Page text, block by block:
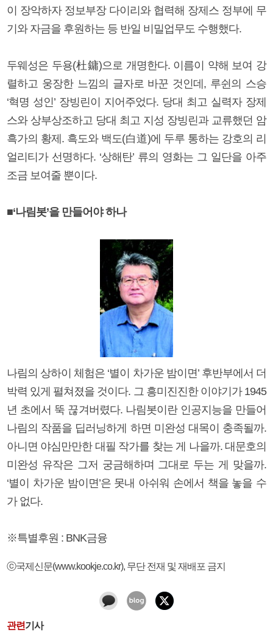
이 장악하자 정보부장 다이리와 협력해 장제스 정부에 무
기와 자금을 후원하는 등 반일 비밀업무도 수행했다.
두웨성은 두용(杜鏞)으로 개명한다. 이름이 약해 보여 강
렬하고 웅장한 느낌의 글자로 바꾼 것인데, 루쉰의 스승
‘혁명 성인’ 장빙린이 지어주었다. 당대 최고 실력자 장제
스와 상부상조하고 당대 최고 지성 장빙린과 교류했던 암
흑가의 황제. 흑도와 백도(白道)에 두루 통하는 강호의 리
얼리티가 선명하다. ‘상해탄’ 류의 영화는 그 일단을 아주
조금 보여줄 뿐이다.
■‘나림봇’을 만들어야 하나
나림의 상하이 체험은 ‘별이 차가운 밤이면’ 후반부에서 더
박력 있게 펼쳐졌을 것이다. 그 흥미진진한 이야기가 1945
년 초에서 뚝 끊겨버렸다. 나림봇이란 인공지능을 만들어
나림의 작품을 딥러닝하게 하면 미완성 대목이 충족될까.
아니면 야심만만한 대필 작가를 찾는 게 나을까. 대문호의
미완성 유작은 그저 궁금해하며 그대로 두는 게 맞을까.
‘별이 차가운 밤이면’은 못내 아쉬워 손에서 책을 놓을 수
가 없다.
※특별후원 : BNK금융
ⓒ국제신문(www.kookje.co.kr), 무단 전재 및 재배포 금지
관련기사